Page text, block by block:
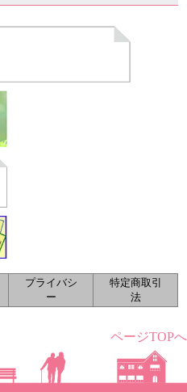
ページTOPへ
プライバシ
ー
特定商取引
法